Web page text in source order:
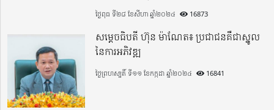
ថ្ងៃពុធ ទី២៨ ខែសីហា ឆ្នាំ២០២៤ 16873
សម្តេចធិបតី ហ៊ុន ម៉ាណែត៖ ប្រជាជនគឺជាស្នូល
នៃការអភិវឌ្ឍ
ថ្ងៃព្រហស្បតិ៍ ទី១១ ខែកក្កដា ឆ្នាំ២០២៤ 16841